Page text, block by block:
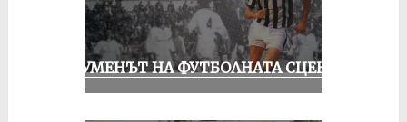
ШОУМЕНЪТ НА ФУТБОЛНАТА СЦЕНА